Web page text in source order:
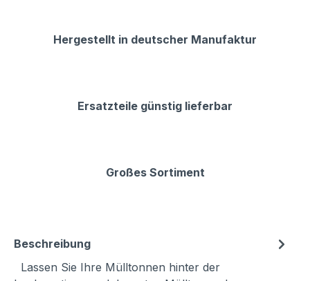
Hergestellt in deutscher Manufaktur
Ersatzteile günstig lieferbar
Großes Sortiment
Beschreibung
Lassen Sie Ihre Mülltonnen hinter der